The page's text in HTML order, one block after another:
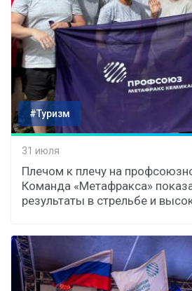
#Туризм
31 июля
Плечом к плечу на
Команда «Метафракса»
результаты в стрельбе и